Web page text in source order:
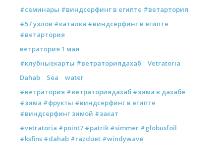
#семинары #виндсерфинг в египте #ветартория
#57 узлов #каталка #виндсерфинг в египте
#ветартория
ветратория 1 мая
#клубныекарты #ветраториядахаб
Vetratoria
Dahab
Sea
water
#ветратория #ветраториядахаб #зима в дахабе
#зима #фрукты #виндсерфинг в египте
#виндсерфинг зимой #закат
#vetratoria #point7 #patrik #simmer #globusfoil
#ksfins #dahab #razduet #windywave